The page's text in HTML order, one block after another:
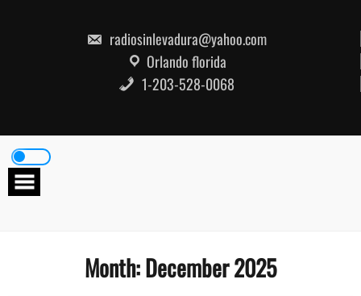
radiosinlevadura@yahoo.com
Orlando florida
1-203-528-0068
Month:December 2025